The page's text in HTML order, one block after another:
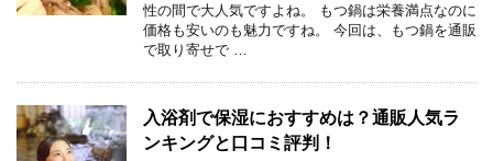
性の間で大人気ですよね。 もつ鍋は栄養満点なのに
価格も安いのも魅力ですね。 今回は、もつ鍋を通販
で取り寄せで …
入浴剤で保湿におすすめは？通販人気ラ
ンキングと口コミ評判！